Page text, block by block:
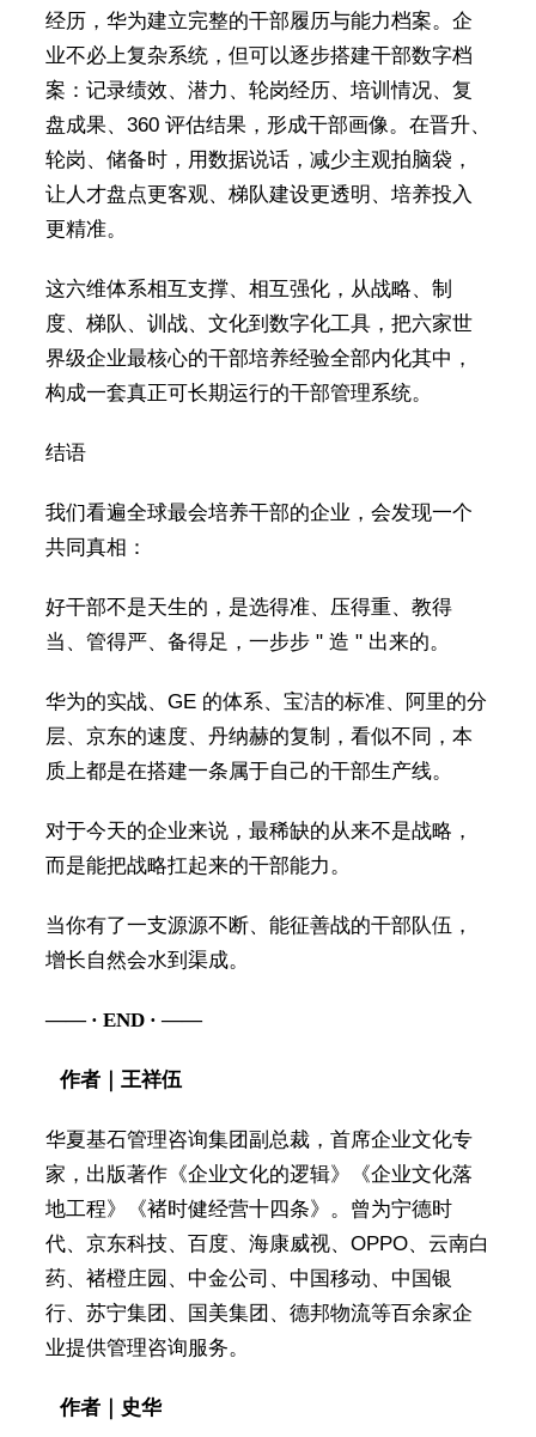
经历，华为建立完整的干部履历与能力档案。企
业不必上复杂系统，但可以逐步搭建干部数字档
案：记录绩效、潜力、轮岗经历、培训情况、复
盘成果、360 评估结果，形成干部画像。在晋升、
轮岗、储备时，用数据说话，减少主观拍脑袋，
让人才盘点更客观、梯队建设更透明、培养投入
更精准。
这六维体系相互支撑、相互强化，从战略、制
度、梯队、训战、文化到数字化工具，把六家世
界级企业最核心的干部培养经验全部内化其中，
构成一套真正可长期运行的干部管理系统。
结语
我们看遍全球最会培养干部的企业，会发现一个
共同真相：
好干部不是天生的，是选得准、压得重、教得
当、管得严、备得足，一步步 " 造 " 出来的。
华为的实战、GE 的体系、宝洁的标准、阿里的分
层、京东的速度、丹纳赫的复制，看似不同，本
质上都是在搭建一条属于自己的干部生产线。
对于今天的企业来说，最稀缺的从来不是战略，
而是能把战略扛起来的干部能力。
当你有了一支源源不断、能征善战的干部队伍，
增长自然会水到渠成。
—— · END · ——
作者｜王祥伍
华夏基石管理咨询集团副总裁，首席企业文化专
家，出版著作《企业文化的逻辑》《企业文化落
地工程》《褚时健经营十四条》。曾为宁德时
代、京东科技、百度、海康威视、OPPO、云南白
药、褚橙庄园、中金公司、中国移动、中国银
行、苏宁集团、国美集团、德邦物流等百余家企
业提供管理咨询服务。
作者｜史华